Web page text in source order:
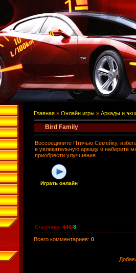
Главная » Онлайн игры » Аркады и
Bird Family
Воссоедините Птичью Семейку,
в увлекательную аркаду и наберите
приобрести улучшения.
Играть онлайн
Счетчики: 446/8
Всего комментариев: 0